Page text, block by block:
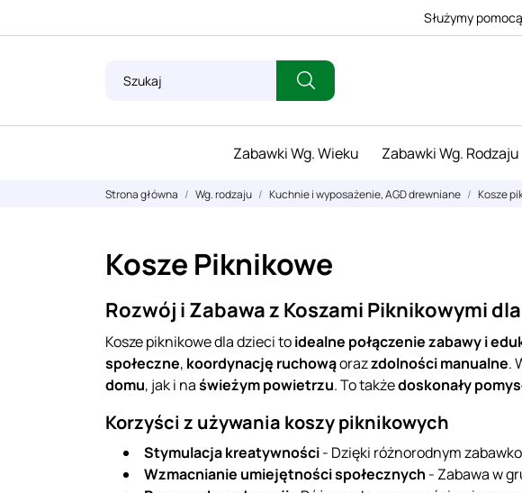
Służymy
Zabawki Wg. Wieku Zabawki Wg. Rodzaju
Strona główna Wg. rodzaju Kuchnie i wyposażenie, AGD drewniane Kosze
Kosze Piknikowe
Rozwój i Zabawa z Koszami Piknikowymi
Kosze piknikowe dla dzieci toidealne połączenie zabawy i
społeczne, koordynację ruchowąorazzdolności manualne.
domu, jak i naświeżym powietrzu. To takżedoskonały
Korzyści z używania koszy piknikowych
Stymulacja kreatywności- Dzięki różnorodnym
Wzmacnianie umiejętności społecznych - Zabawa w